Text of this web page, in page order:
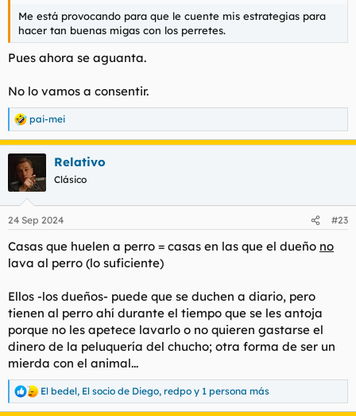
Me está provocando para que le cuente mis estrategias para
hacer tan buenas migas con los perretes.
Pues ahora se aguanta.
No lo vamos a consentir.
R
e
a
c
i
e
:
pai-mei
Relativo
Clásico
24 Sep 2024 #23
Casas que huelen a perro = casas en las que el dueño no
lava al perro (lo suficiente)
Ellos -los dueños- puede que se duchen a diario, pero
tienen al perro ahí durante el tiempo que se les antoja
porque no les apetece lavarlo o no quieren gastarse el
dinero de la peluquería del chucho; otra forma de ser un
mierda con el animal...
R
e
El bedel, El socio de Diego, redpo y 1 persona más